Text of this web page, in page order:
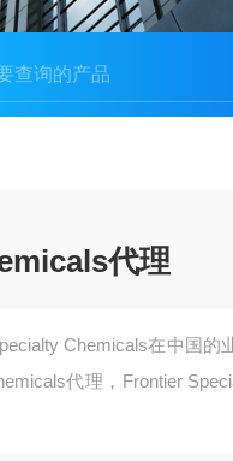
代理
Chemicals在中国的
代理，Frontier